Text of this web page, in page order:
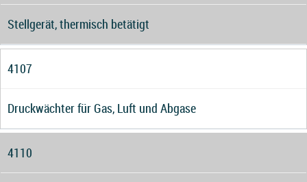
Stellgerät, thermisch betätigt
4107
Druckwächter für Gas, Luft und Abgase
4110